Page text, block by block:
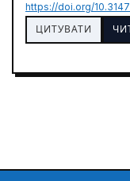
https://doi.org/
ЦИТУВАТИ